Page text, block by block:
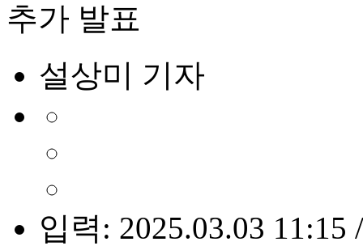
추가 발표
설상미 기자
입력: 2025.03.03 11:15